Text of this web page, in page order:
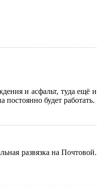
и асфальт, туда ещё и
постоянно будет работать.
развязка на Почтовой.